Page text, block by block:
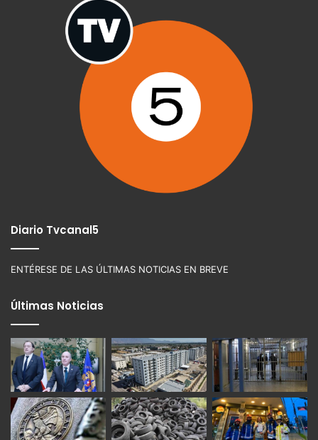
Diario Tvcanal5
ENTÉRESE DE LAS ÚLTIMAS NOTICIAS EN BREVE
Últimas Noticias